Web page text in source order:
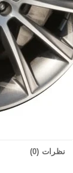
نظرات (0)